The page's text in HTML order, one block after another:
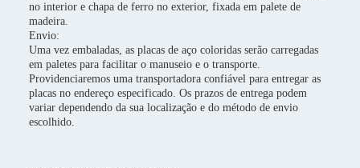
no interior e chapa de ferro no exterior, fixada em palete de
madeira.
Envio:
Uma vez embaladas, as placas de aço coloridas serão carregadas
em paletes para facilitar o manuseio e o transporte.
Providenciaremos uma transportadora confiável para entregar as
placas no endereço especificado. Os prazos de entrega podem
variar dependendo da sua localização e do método de envio
escolhido.